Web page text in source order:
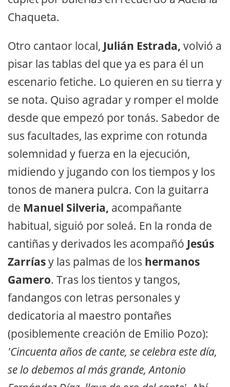
Chaqueta.
Otro cantaor local, Julián Estrada, volvió a
pisar las tablas del que ya es para él un
escenario fetiche. Lo quieren en su tierra y
se nota. Quiso agradar y romper el molde
desde que empezó por tonás. Sabedor de
sus facultades, las exprime con rotunda
solemnidad y fuerza en la ejecución,
midiendo y jugando con los tiempos y los
tonos de manera pulcra. Con la guitarra
de Manuel Silveria, acompañante
habitual, siguió por soleá. En la ronda de
cantiñas y derivados les acompañó Jesús
Zarríasy las palmas de los hermanos
Gamero. Tras los tientos y tangos,
fandangos con letras personales y
dedicatoria al maestro pontañes
(posiblemente creación de Emilio Pozo):
'Cincuenta años de cante, se celebra este día,
se lo debemos al más grande, Antonio